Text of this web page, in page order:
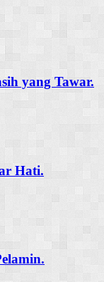
yang Tawar.
Hati.